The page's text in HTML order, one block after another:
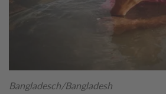
Bangladesch/Bangladesh